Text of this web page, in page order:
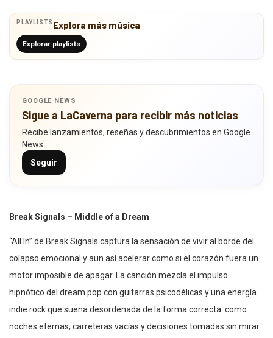
PLAYLISTS Explora más música
Explorar playlists
GOOGLE NEWS
Sigue a LaCaverna para recibir más noticias
Recibe lanzamientos, reseñas y descubrimientos en Google
News.
Seguir
Break Signals – Middle of a Dream
“All In” de Break Signals captura la sensación de vivir al borde del
colapso emocional y aun así acelerar como si el corazón fuera un
motor imposible de apagar. La canción mezcla el impulso
hipnótico del dream pop con guitarras psicodélicas y una energía
indie rock que suena desordenada de la forma correcta: como
noches eternas, carreteras vacías y decisiones tomadas sin mirar